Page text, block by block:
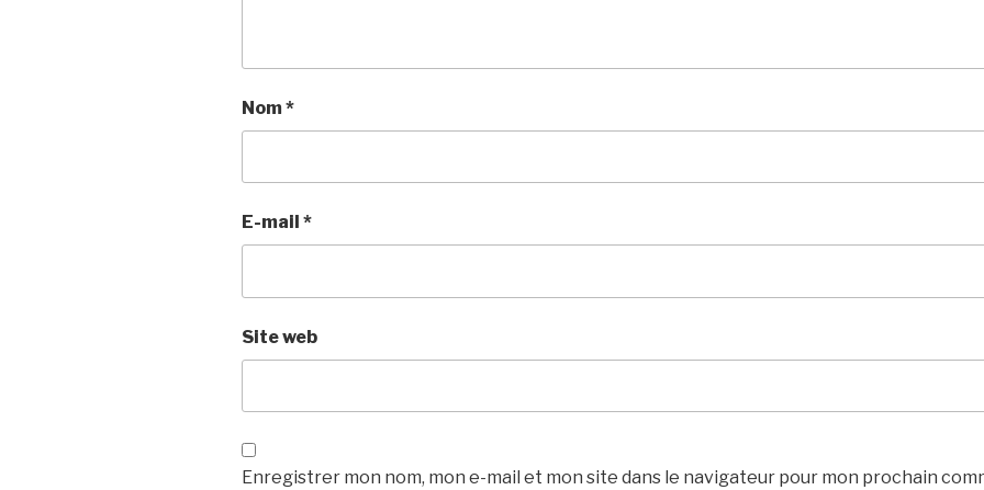
Nom*
E-mail *
Site web
Enregistrer mon nom, mon e-mail et mon site dans le navigateur pour mon prochain